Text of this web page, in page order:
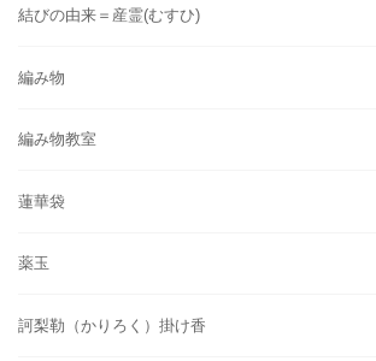
結びの由来＝産霊(むすひ)
編み物
編み物教室
蓮華袋
薬玉
訶梨勒（かりろく）掛け香